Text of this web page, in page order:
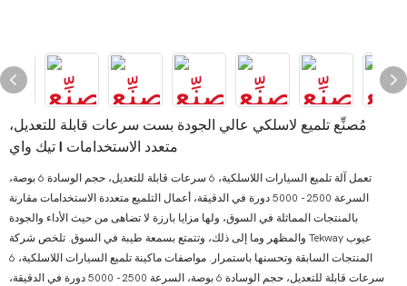
مُصنِّع تلميع لاسلكي عالي الجودة بست سرعات قابلة للتعديل،
متعدد الاستخدامات | تيك واي
تعمل آلة تلميع السيارات اللاسلكية، 6 سرعات قابلة للتعديل، حجم الوسادة 6 بوصة،
السرعة 2500 - 5000 دورة في الدقيقة، أعمال التلميع متعددة الاستخدامات مقارنة
بالمنتجات المماثلة في السوق، ولها مزايا بارزة لا تضاهى من حيث الأداء والجودة
والمظهر وما إلى ذلك، وتتمتع بسمعة طيبة في السوق. تلخص شركة Tekway عيوب
المنتجات السابقة وتحسنها باستمرار. مواصفات ماكينة تلميع السيارات اللاسلكية، 6
سرعات قابلة للتعديل، حجم الوسادة 6 بوصة، السرعة 2500 - 5000 دورة في الدقيقة،